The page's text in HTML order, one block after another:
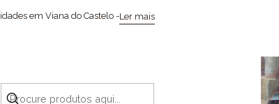
em Viana do Castelo -Ler mais
Início